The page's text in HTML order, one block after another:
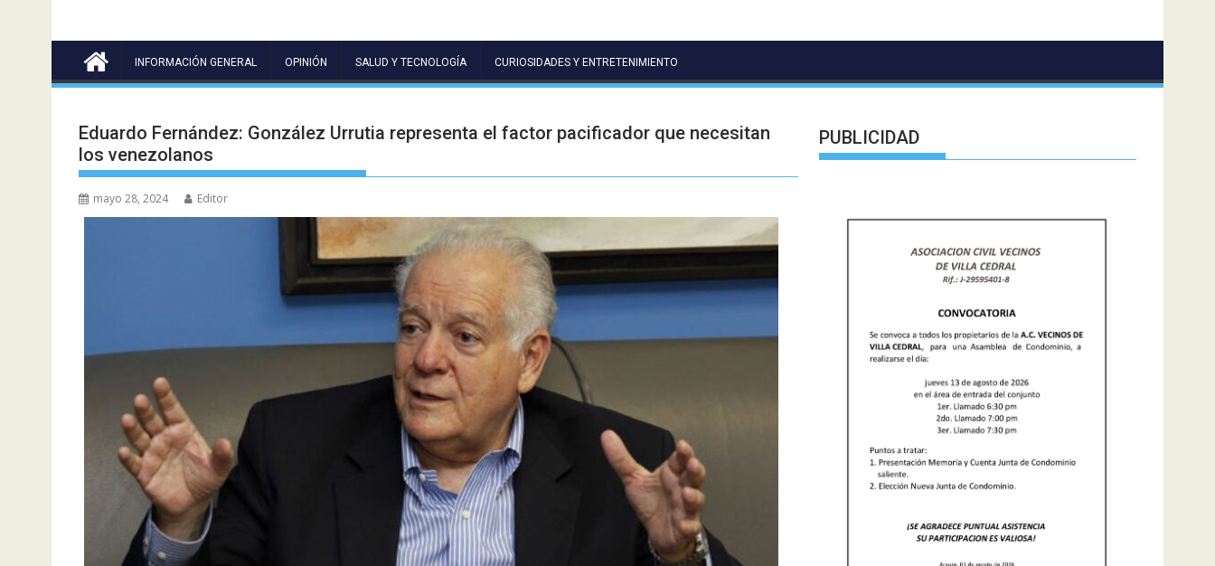
INFORMACIÓN GENERAL OPINIÓN SALUD Y TECNOLOGÍA CURIOSIDADES Y ENTRETENIMIENTO
Eduardo Fernández: González Urrutia representa el factor pacificador que necesitan
los venezolanos
mayo 28, 2024 Editor
PUBLICIDAD